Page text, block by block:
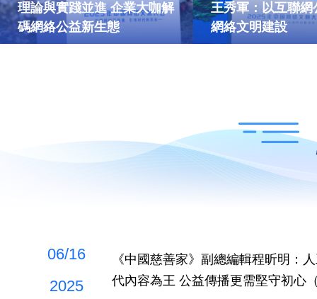
理論與實踐並進 企業大咖解
碼網絡公益新生態
王秀軍：以互聯網
網絡文明建設
06/16
2025
《中國慈善家》副總編輯程昕明：
代內容為王 公益傳播更需堅守初心